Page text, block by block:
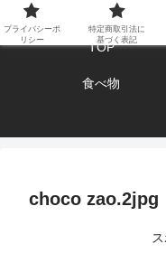
エンジ
TOP
食べ物
choco zao.2jpg
プライバシーポ
リシー
特定商取引法に
基づく表記